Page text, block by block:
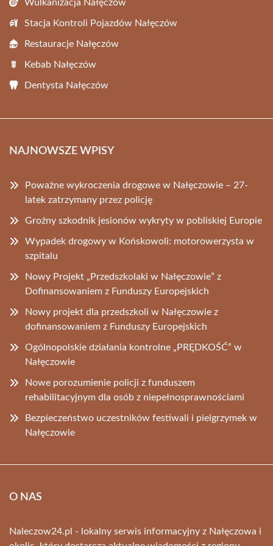
Wulkanizacja Nałęczów
Stacja Kontroli Pojazdów Nałęczów
Restauracje Nałęczów
Kebab Nałęczów
Dentysta Nałęczów
NAJNOWSZE WPISY
Poważne wykroczenia drogowe w Nałęczowie – 27-
latek zatrzymany przez policję
Groźny szkodnik jesionów wykryty w pobliskiej Europie
Wypadek drogowy w Końskowoli: motorowerzysta w
szpitalu
Nowy Projekt „Przedszkolaki w Nałęczowie” z
Dofinansowaniem z Funduszy Europejskich
Nowy projekt dla przedszkoli w Nałęczowie z
dofinansowaniem z Funduszy Europejskich
Ogólnopolskie działania kontrolne „PRĘDKOŚĆ” w
Nałęczowie
Nowe porozumienie policji z funduszem
rehabilitacyjnym dla osób z niepełnosprawnościami
Bezpieczeństwo uczestników festiwali i pielgrzymek w
Nałęczowie
O NAS
Naleczow24.pl - lokalny serwis informacyjny z Nałęczowa i